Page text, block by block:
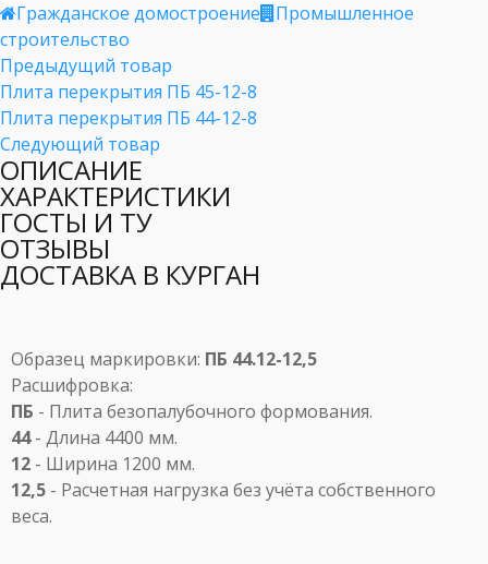
Гражданское домостроение
Промышленное
строительство
Предыдущий товар
Плита перекрытия ПБ 45-12-8
Плита перекрытия ПБ 44-12-8
Следующий товар
ОПИСАНИЕ
ХАРАКТЕРИСТИКИ
ГОСТЫ И ТУ
ОТЗЫВЫ
ДОСТАВКА В КУРГАН
Образец маркировки: ПБ 44.12-12,5
Расшифровка:
ПБ - Плита безопалубочного формования.
44- Длина 4400 мм.
12 - Ширина 1200 мм.
12,5 - Расчетная нагрузка без учёта собственного
веса.